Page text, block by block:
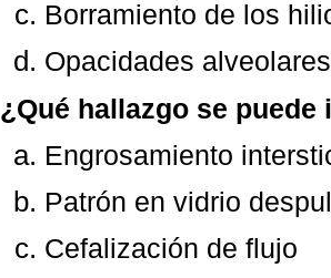
Borramiento de los
Opacidades
¿Qué hallazgo se
Engrosamiento
Patrón en vidrio
Cefalización de flujo